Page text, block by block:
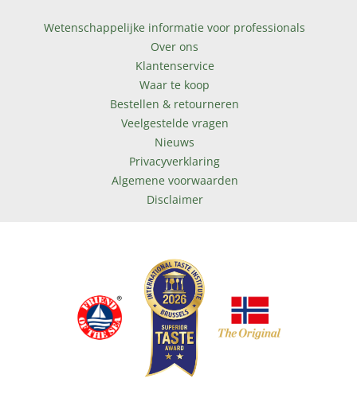
Wetenschappelijke informatie voor professionals
Over ons
Klantenservice
Waar te koop
Bestellen & retourneren
Veelgestelde vragen
Nieuws
Privacyverklaring
Algemene voorwaarden
Disclaimer